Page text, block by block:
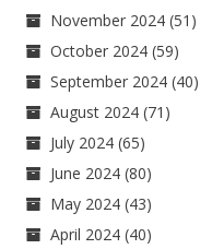
November 2024 (51)
October 2024 (59)
September 2024 (40)
August 2024 (71)
July 2024 (65)
June 2024 (80)
May 2024 (43)
April 2024 (40)